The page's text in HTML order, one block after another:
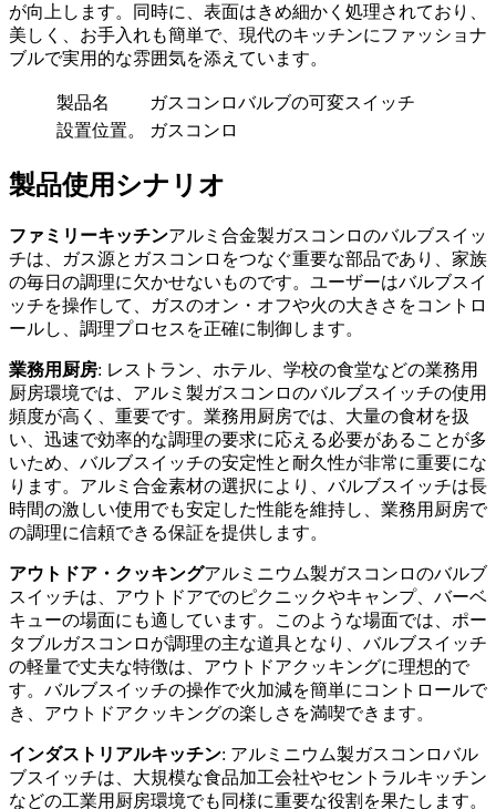
が向上します。同時に、表面はきめ細かく処理されており、
美しく、お手入れも簡単で、現代のキッチンにファッショナ
ブルで実用的な雰囲気を添えています。
製品名
ガスコンロバルブの可変スイッチ
設置位置。
ガスコンロ
製品使用シナリオ
ファミリーキッチンアルミ合金製ガスコンロのバルブスイッ
チは、ガス源とガスコンロをつなぐ重要な部品であり、家族
の毎日の調理に欠かせないものです。ユーザーはバルブスイ
ッチを操作して、ガスのオン・オフや火の大きさをコントロ
ールし、調理プロセスを正確に制御します。
業務用厨房: レストラン、ホテル、学校の食堂などの業務用
厨房環境では、アルミ製ガスコンロのバルブスイッチの使用
頻度が高く、重要です。業務用厨房では、大量の食材を扱
い、迅速で効率的な調理の要求に応える必要があることが多
いため、バルブスイッチの安定性と耐久性が非常に重要にな
ります。アルミ合金素材の選択により、バルブスイッチは長
時間の激しい使用でも安定した性能を維持し、業務用厨房で
の調理に信頼できる保証を提供します。
アウトドア・クッキングアルミニウム製ガスコンロのバルブ
スイッチは、アウトドアでのピクニックやキャンプ、バーベ
キューの場面にも適しています。このような場面では、ポー
タブルガスコンロが調理の主な道具となり、バルブスイッチ
の軽量で丈夫な特徴は、アウトドアクッキングに理想的で
す。バルブスイッチの操作で火加減を簡単にコントロールで
き、アウトドアクッキングの楽しさを満喫できます。
インダストリアルキッチン: アルミニウム製ガスコンロバル
ブスイッチは、大規模な食品加工会社やセントラルキッチン
などの工業用厨房環境でも同様に重要な役割を果たします。